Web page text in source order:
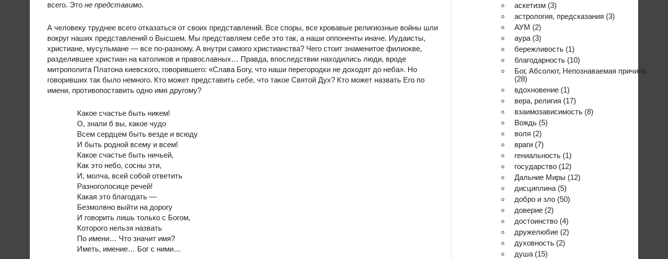
всего. Это не представимо.
А человеку труднее всего отказаться от своих представлений. Все споры, все кровавые религиозные войны шли
вокруг наших представлений о Высшем. Мы представляем себе это так, а наши оппоненты иначе. Иудаисты,
христиане, мусульмане — все по-разному. А внутри самого христианства? Чего стоит знаменитое филиокве,
разделившее христиан на католиков и православных… Правда, впоследствии находились люди, вроде
митрополита Платона киевского, говорившего: «Слава Богу, что наши перегородки не доходят до неба». Но
говоривших так было немного. Кто может представить себе, что такое Святой Дух? Кто может назвать Его по
имени, противопоставить одно имя другому?
Какое счастье быть никем!
О, знали б вы, какое чудо
Всем сердцем быть везде и всюду
И быть родной всему и всем!
Какое счастье быть ничьей,
Как это небо, сосны эти,
И, молча, всей собой ответить
Разноголосице речей!
Какая это благодать —
Безмолвно выйти на дорогу
И говорить лишь только с Богом,
Которого нельзя назвать
По имени… Что значит имя?
Иметь, имение… Бог с ними…
аскетизм (3)
астрология, предсказания (3)
АУМ (2)
аура (3)
бережливость (1)
благодарность (10)
Бог, Абсолют, Непознаваемая причина
(28)
вдохновение (1)
вера, религия (17)
взаимозависимость (8)
Вождь (5)
воля (2)
враги (7)
гениальность (1)
государство (12)
Дальние Миры (12)
дисциплина (5)
добро и зло (50)
доверие (2)
достоинство (4)
дружелюбие (2)
духовность (2)
душа (15)